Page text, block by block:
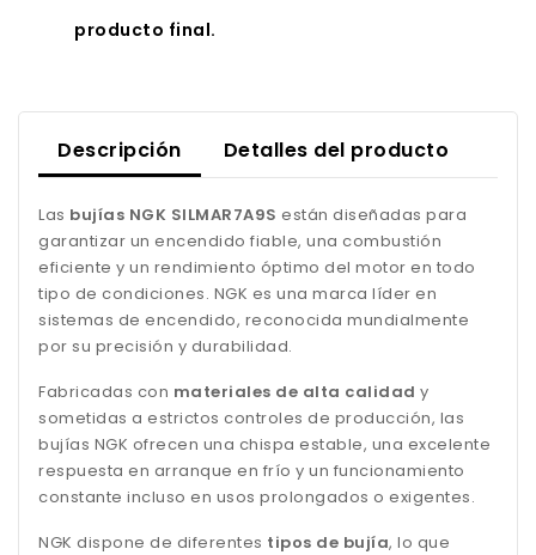
producto final.
Descripción Detalles del producto
Las bujías NGK SILMAR7A9S están diseñadas para
garantizar un encendido fiable, una combustión
eficiente y un rendimiento óptimo del motor en todo
tipo de condiciones. NGK es una marca líder en
sistemas de encendido, reconocida mundialmente
por su precisión y durabilidad.
Fabricadas con materiales de alta calidad y
sometidas a estrictos controles de producción, las
bujías NGK ofrecen una chispa estable, una excelente
respuesta en arranque en frío y un funcionamiento
constante incluso en usos prolongados o exigentes.
NGK dispone de diferentes tipos de bujía, lo que